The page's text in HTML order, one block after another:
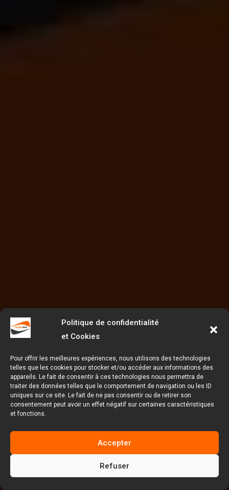
Politique de confidentialité
et Cookies
Pour offrir les meilleures expériences, nous utilisons des technologies
telles que les cookies pour stocker et/ou accéder aux informations des
appareils. Le fait de consentir à ces technologies nous permettra de
traiter des données telles que le comportement de navigation ou les ID
uniques sur ce site. Le fait de ne pas consentir ou de retirer son
consentement peut avoir un effet négatif sur certaines caractéristiques
et fonctions.
Accepter
Refuser